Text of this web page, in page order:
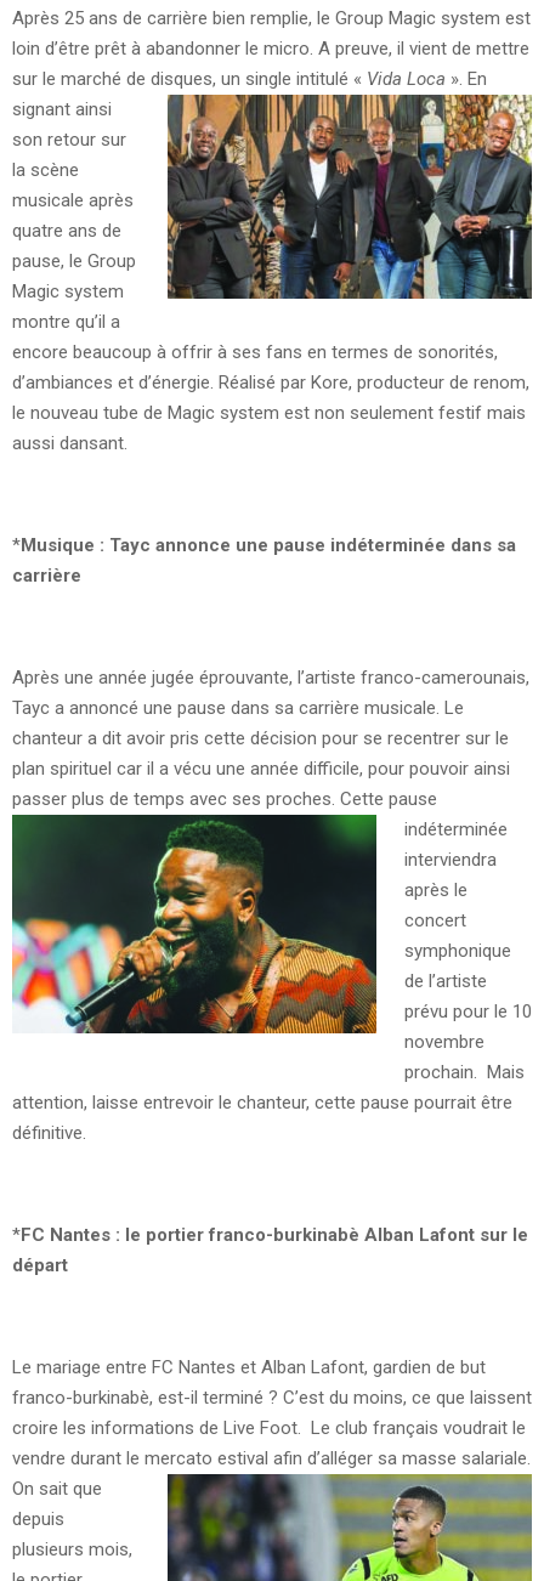
Après 25 ans de carrière bien remplie, le Group Magic system est
loin d’être prêt à abandonner le micro. A preuve, il vient de mettre
sur le marché de disques, un single intitulé « Vida Loca ». En
signant ainsi
son retour sur
la scène
musicale après
quatre ans de
pause, le Group
Magic system
montre qu’il a
encore beaucoup à offrir à ses fans en termes de sonorités,
d’ambiances et d’énergie. Réalisé par Kore, producteur de renom,
le nouveau tube de Magic system est non seulement festif mais
aussi dansant.
*Musique : Tayc annonce une pause indéterminée dans sa
carrière
Après une année jugée éprouvante, l’artiste franco-camerounais,
Tayc a annoncé une pause dans sa carrière musicale. Le
chanteur a dit avoir pris cette décision pour se recentrer sur le
plan spirituel car il a vécu une année difficile, pour pouvoir ainsi
passer plus de temps avec ses proches. Cette pause
indéterminée
interviendra
après le
concert
symphonique
de l’artiste
prévu pour le 10
novembre
prochain. Mais
attention, laisse entrevoir le chanteur, cette pause pourrait être
définitive.
*FC Nantes : le portier franco-burkinabè Alban Lafont sur le
départ
Le mariage entre FC Nantes et Alban Lafont, gardien de but
franco-burkinabè, est-il terminé ? C’est du moins, ce que laissent
croire les informations de Live Foot. Le club français voudrait le
vendre durant le mercato estival afin d’alléger sa masse salariale.
On sait que
depuis
plusieurs mois,